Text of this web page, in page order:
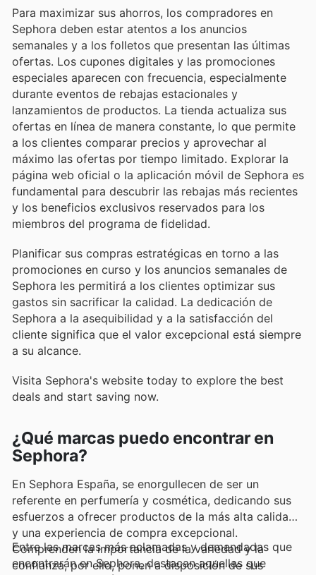
Para maximizar sus ahorros, los compradores en
Sephora deben estar atentos a los anuncios
semanales y a los folletos que presentan las últimas
ofertas. Los cupones digitales y las promociones
especiales aparecen con frecuencia, especialmente
durante eventos de rebajas estacionales y
lanzamientos de productos. La tienda actualiza sus
ofertas en línea de manera constante, lo que permite
a los clientes comparar precios y aprovechar al
máximo las ofertas por tiempo limitado. Explorar la
página web oficial o la aplicación móvil de Sephora es
fundamental para descubrir las rebajas más recientes
y los beneficios exclusivos reservados para los
miembros del programa de fidelidad.
Planificar sus compras estratégicas en torno a las
promociones en curso y los anuncios semanales de
Sephora les permitirá a los clientes optimizar sus
gastos sin sacrificar la calidad. La dedicación de
Sephora a la asequibilidad y a la satisfacción del
cliente significa que el valor excepcional está siempre
a su alcance.
Visita Sephora's website today to explore the best
deals and start saving now.
¿Qué marcas puedo encontrar en
Sephora?
En Sephora España, se enorgullecen de ser un
referente en perfumería y cosmética, dedicando sus
esfuerzos a ofrecer productos de la más alta calidad
y una experiencia de compra excepcional.
Comprenden la importancia de la variedad y la
confianza, por ello, ponen a disposición de sus
Entre las marcas más aclamadas y demandadas que
encontrarán en Sephora, destacan aquellas que